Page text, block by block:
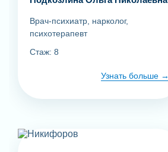
Врач-психиатр, нарколог,
психотерапевт
Стаж: 8
Узнать больше